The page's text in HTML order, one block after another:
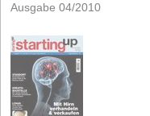
Ausgabe 04/2010